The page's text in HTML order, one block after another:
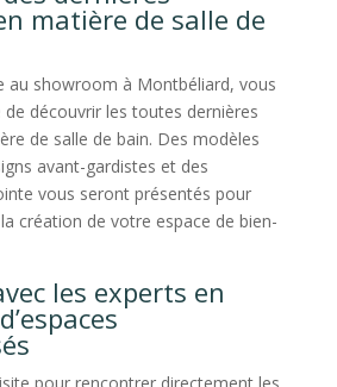
matière de salle de
au showroom à Montbéliard, vous
de découvrir les toutes dernières
de salle de bain. Des modèles
avant-gardistes et des
vous seront présentés pour
création de votre espace de bien-
les experts en